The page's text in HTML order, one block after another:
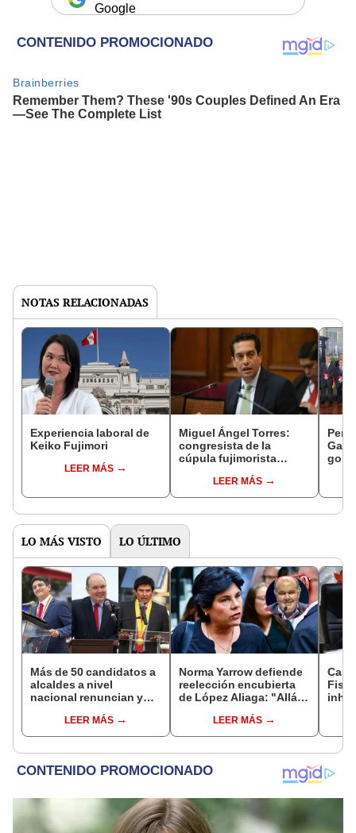
Google
NOTAS RELACIONADAS
Experiencia laboral de
Keiko Fujimori
LEER MÁS
Miguel Ángel Torres:
congresista de la
cúpula fujimorista
del SenadoLEER MÁS
LO MÁS VISTO LO ÚLTIMO
Más de 50 candidatos a
alcaldes a nivel
nacional renuncian y
encubiertaLEER MÁS
Norma Yarrow defiende
reelección encubierta
de López Aliaga: "Allá el
sacar la vuelta"
LEER MÁS